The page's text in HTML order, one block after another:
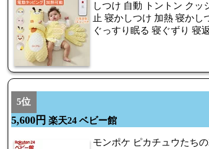
しつけ 自動 トントン ク
止 寝かしつけ 加熱 寝かし
ぐっすり眠る 寝ぐずり 寝
5位
5,600円 楽天24 ベビー館
モンポケ ピカチュウたち